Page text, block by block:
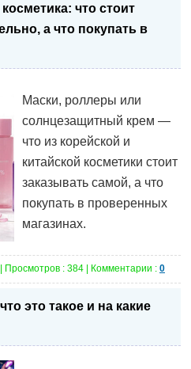
что стоит
а что покупать в
Маски, роллеры или
солнцезащитный крем —
что из корейской и
китайской косметики стоит
заказывать самой, а что
покупать в проверенных
магазинах.
| Просмотров : 384 | Комментарии : 0
это такое и на какие